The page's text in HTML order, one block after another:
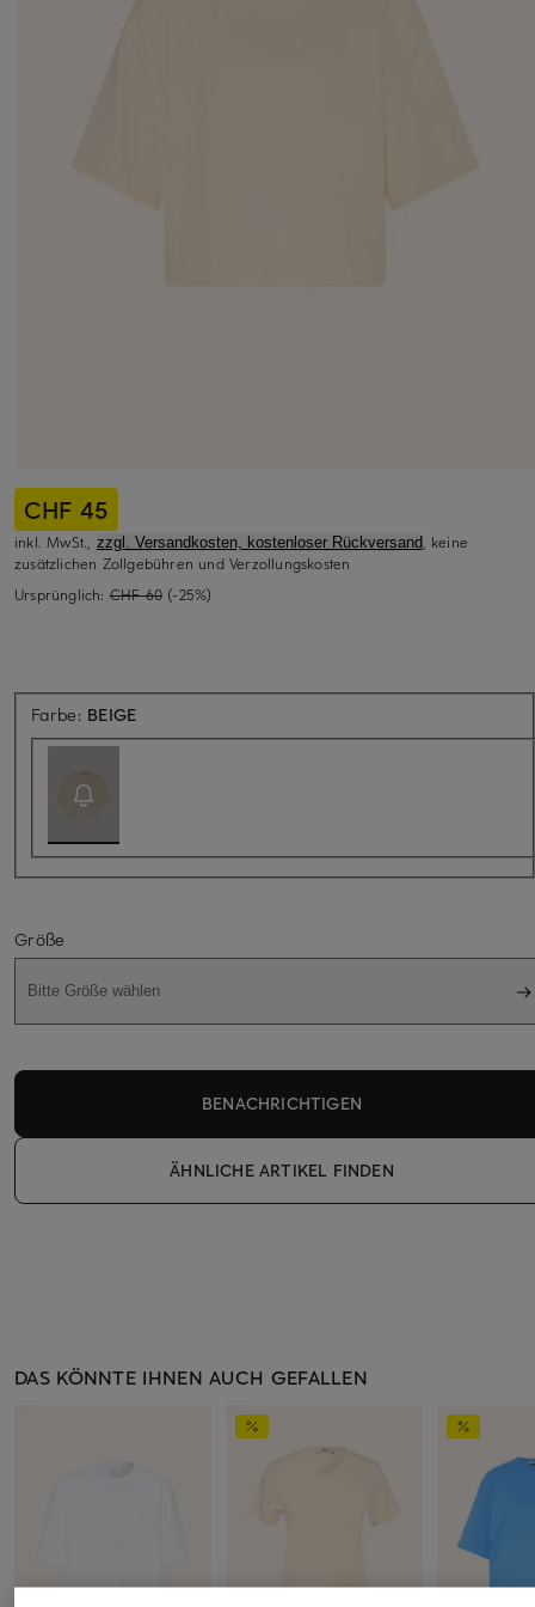
CHF 45
inkl. MwSt., zzgl. Versandkosten, kostenloser Rückversand, keine
zusätzlichen Zollgebühren und Verzollungskosten
Ursprünglich: CHF 60 (-25%)
Farbe: BEIGEAktuell nicht verfügbar
Größe
Bitte Größe wählen
BENACHRICHTIGEN
ÄHNLICHE ARTIKEL FINDEN
DAS KÖNNTE IHNEN AUCH GEFALLEN